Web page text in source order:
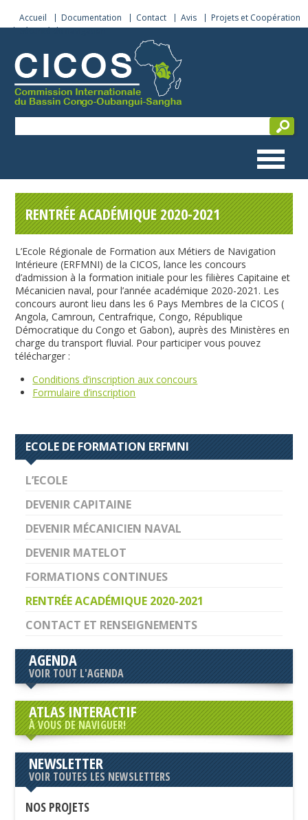
Accueil Documentation Contact Avis
Projets et Coopération
Sécurité de navigation
RENTRÉE ACADÉMIQUE 2020-2021
L’Ecole Régionale de Formation aux Métiers de Navigation
Intérieure (ERFMNI) de la CICOS, lance les concours
d’admission à la formation initiale pour les filières Capitaine et
Mécanicien naval, pour l’année académique 2020-2021. Les
concours auront lieu dans les 6 Pays Membres de la CICOS (
Angola, Camroun, Centrafrique, Congo, République
Démocratique du Congo et Gabon), auprès des Ministères en
charge du transport fluvial. Pour participer vous pouvez
télécharger :
Conditions d’inscription aux concours
Formulaire d’inscription
ECOLE DE FORMATION ERFMNI
L’ECOLE
DEVENIR CAPITAINE
DEVENIR MÉCANICIEN NAVAL
DEVENIR MATELOT
FORMATIONS CONTINUES
RENTRÉE ACADÉMIQUE 2020-2021
CONTACT ET RENSEIGNEMENTS
AGENDA
VOIR TOUT L'AGENDA
ATLAS INTERACTIF
À VOUS DE NAVIGUER!
NEWSLETTER
VOIR TOUTES LES NEWSLETTERS
NOS PROJETS